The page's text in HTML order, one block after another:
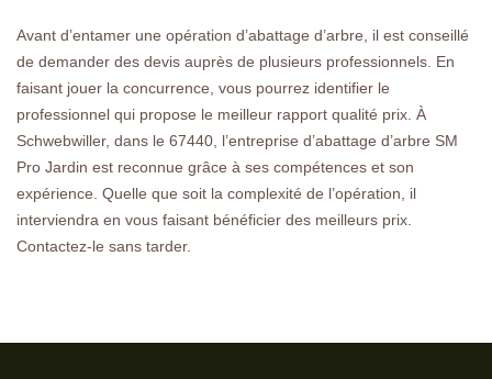
Avant d’entamer une opération d’abattage d’arbre, il est conseillé
de demander des devis auprès de plusieurs professionnels. En
faisant jouer la concurrence, vous pourrez identifier le
professionnel qui propose le meilleur rapport qualité prix. À
Schwebwiller, dans le 67440, l’entreprise d’abattage d’arbre SM
Pro Jardin est reconnue grâce à ses compétences et son
expérience. Quelle que soit la complexité de l’opération, il
interviendra en vous faisant bénéficier des meilleurs prix.
Contactez-le sans tarder.